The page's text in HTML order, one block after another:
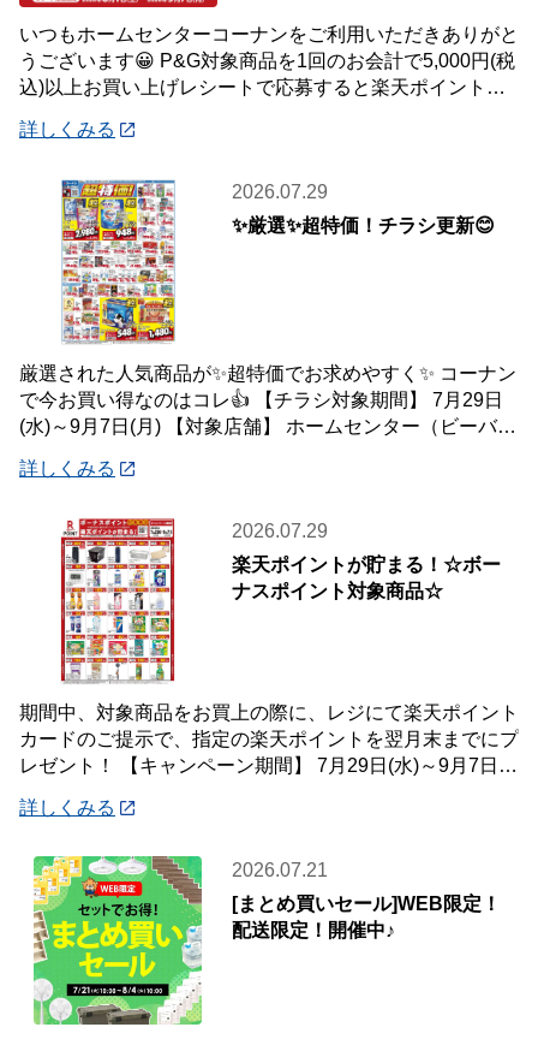
いつもホームセンターコーナンをご利用いただきありがと
うございます😀 P&G対象商品を1回のお会計で5,000円(税
込)以上お買い上げレシートで応募すると楽天ポイント総
詳しくみる
2026.07.29
✨厳選✨超特価！チラシ更新😊
厳選された人気商品が✨超特価でお求めやすく✨ コーナン
で今お買い得なのはコレ👍 【チラシ対象期間】 7月29日
(水)～9月7日(月) 【対象店舗】 ホームセンター（ビーバー
詳しくみる
2026.07.29
楽天ポイントが貯まる！☆ボー
ナスポイント対象商品☆
期間中、対象商品をお買上の際に、レジにて楽天ポイント
カードのご提示で、指定の楽天ポイントを翌月末までにプ
レゼント！ 【キャンペーン期間】 7月29日(水)～9月7日
詳しくみる
2026.07.21
[まとめ買いセール]WEB限定！
配送限定！開催中♪